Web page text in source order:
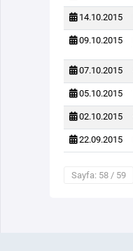
14.10.2015
09.10.2015
07.10.2015
05.10.2015
02.10.2015
22.09.2015
Sayfa: 58 / 59